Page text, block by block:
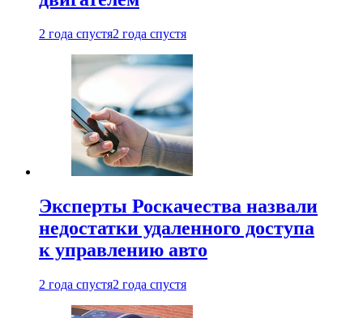
2 года спустя2 года спустя
Эксперты Роскачества назвали
недостатки удаленного доступа
к управлению авто
2 года спустя2 года спустя